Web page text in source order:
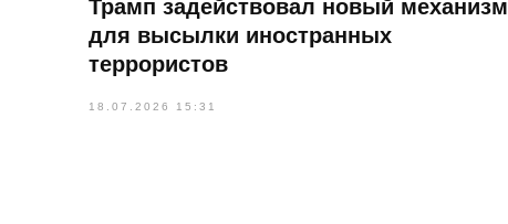
Трамп задействовал новый механизм
для высылки иностранных
террористов
18.07.2026 15:31